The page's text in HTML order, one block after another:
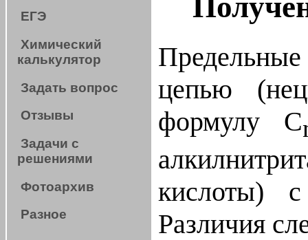
ЕГЭ
Химический
калькулятор
Задать вопрос
Отзывы
Задачи с
решениями
Фотоархив
Разное
цепью
формулу С
кислоты)
Различия